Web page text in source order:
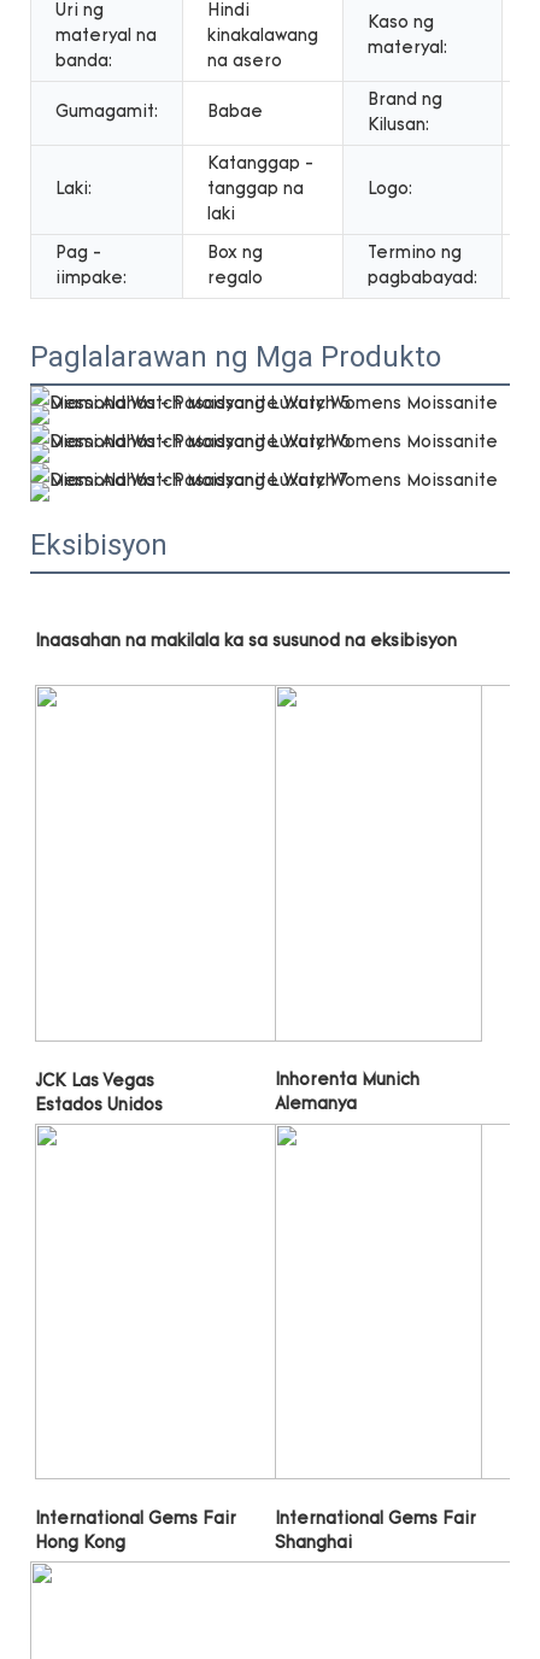
Uri ng
materyal na
banda:
Hindi
kinakalawang
na asero
Kaso ng
materyal:
Gumagamit: Babae
Brand ng
Kilusan:
Laki:
Katanggap -
tanggap na
laki
Logo:
Pag -
iimpake:
Box ng
regalo
Termino ng
pagbabayad:
Paglalarawan ng Mga Produkto
Eksibisyon
International Gems Fair